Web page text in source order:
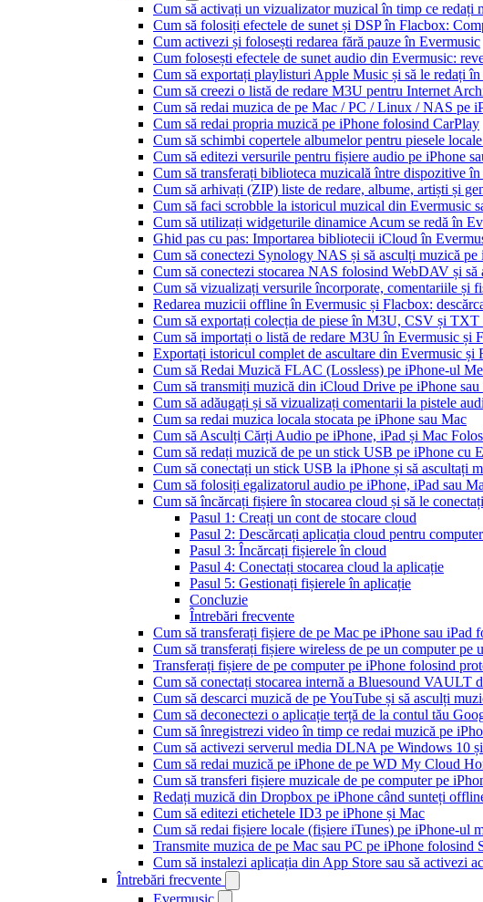
Cum să activați un vizualizator muzical în timp ce redați
Cum să folosiți efectele de sunet și DSP în Flacbox:
Cum activezi și folosești redarea fără pauze în Evermusic
Cum folosești efectele de sunet audio din Evermusic:
Cum să exportați playlisturi Apple Music și să le redați
Cum să creezi o listă de redare M3U pentru Internet
Cum să redai muzica de pe Mac / PC / Linux / NAS pe
Cum să redai propria muzică pe iPhone folosind CarPlay
Cum să schimbi copertele albumelor pentru piesele
Cum să editezi versurile pentru fișiere audio pe iPhone
Cum să transferați biblioteca muzicală între dispozitive
Cum să arhivați (ZIP) liste de redare, albume, artiști și
Cum să faci scrobble la istoricul muzical din Evermusic
Cum să utilizați widgeturile dinamice Acum se redă în
Ghid pas cu pas: Importarea bibliotecii iCloud în
Cum să conectezi Synology NAS și să asculți muzică pe
Cum să conectezi stocarea NAS folosind WebDAV și să
Cum să vizualizați versurile încorporate, comentariile și
Redarea muzicii offline în Evermusic și Flacbox:
Cum să exportați colecția de piese în M3U, CSV și
Cum să importați o listă de redare M3U în Evermusic și
Exportați istoricul complet de ascultare din Evermusic și
Cum să Redai Muzică FLAC (Lossless) pe iPhone-ul
Cum să transmiți muzică din iCloud Drive pe iPhone
Cum să adăugați și să vizualizați comentarii la pistele
Cum sa redai muzica locala stocata pe iPhone sau Mac
Cum să Asculți Cărți Audio pe iPhone, iPad și Mac
Cum să redați muzică de pe un stick USB pe iPhone cu
Cum să conectați un stick USB la iPhone și să ascultați
Cum să folosiți egalizatorul audio pe iPhone, iPad sau
Cum să încărcați fișiere în stocarea cloud și să le
Pasul 1: Creați un cont de stocare cloud
Pasul 2: Descărcați aplicația cloud pentru computer
Pasul 3: Încărcați fișierele în cloud
Pasul 4: Conectați stocarea cloud la aplicație
Pasul 5: Gestionați fișierele în aplicație
Concluzie
Întrebări frecvente
Cum să transferați fișiere de pe Mac pe iPhone sau iPad
Cum să transferați fișiere wireless de pe un computer
Transferați fișiere de pe computer pe iPhone folosind
Cum să conectați stocarea internă a Bluesound VAULT
Cum să descarci muzică de pe YouTube și să asculți
Cum să deconectezi o aplicație terță de la contul tău
Cum să înregistrezi video în timp ce redai muzică pe
Cum să activezi serverul media DLNA pe Windows 10
Cum să redai muzică pe iPhone de pe WD My Cloud
Cum să transferi fișiere muzicale de pe computer pe
Redați muzică din Dropbox pe iPhone când sunteți
Cum să editezi etichetele ID3 pe iPhone și Mac
Cum să redai fișiere locale (fișiere iTunes) pe iPhone-ul
Transmite muzica de pe Mac sau PC pe iPhone folosind
Cum să instalezi aplicația din App Store sau să activezi
Întrebări frecvente
Evermusic